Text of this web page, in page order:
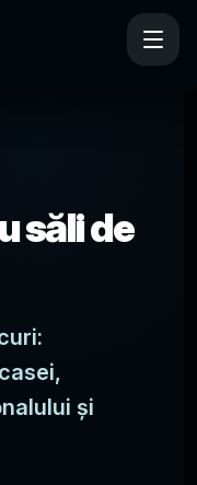
săli de
și